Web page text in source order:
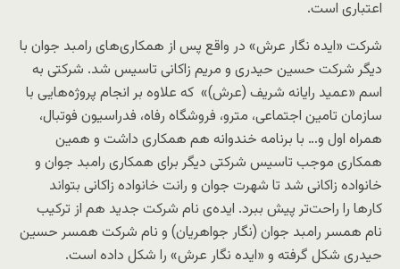
اعتباری است.
شرکت «ایده نگار عرش» در واقع پس از همکاری‌های رامبد جوان با
دیگر شرکت حسین حیدری و مریم زاکانی تاسیس شد. شرکتی به
اسم «عمید رایانه شریف (عرش)» که علاوه بر انجام پروژه‌­هایی با
سازمان تامین اجتماعی، مترو، فروشگاه رفاه، فدراسیون فوتبال،
همراه اول و… با برنامه خندوانه­ هم همکاری داشت و همین
همکاری موجب تاسیس شرکتی دیگر برای همکاری رامبد جوان و
خانواده زاکانی شد تا شهرت جوان و رانت خانواده زاکانی بتواند
کارها را راحت‌تر پیش ببرد. ایده‌ی نام شرکت جدید هم از ترکیب
نام همسر رامبد جوان (نگار جواهریان) و نام شرکت همسر حسین
حیدری شکل گرفته و «ایده نگار عرش» را شکل داده است.